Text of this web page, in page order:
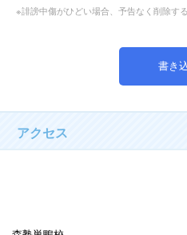
※誹謗中傷がひどい場合、予告なく削除する
アクセス